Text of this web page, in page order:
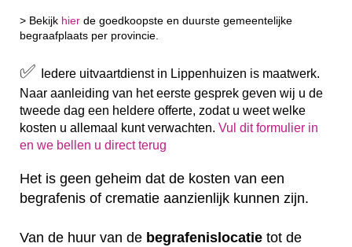
> Bekijk hier de goedkoopste en duurste gemeentelijke
begraafplaats per provincie.
✅
Iedere uitvaartdienst in Lippenhuizen is maatwerk.
Naar aanleiding van het eerste gesprek geven wij u de
tweede dag een heldere offerte, zodat u weet welke
kosten u allemaal kunt verwachten. Vul dit formulier in
en we bellen u direct terug
Het is geen geheim dat de kosten van een
begrafenis of crematie aanzienlijk kunnen zijn.
Van de huur van de begrafenislocatie tot de